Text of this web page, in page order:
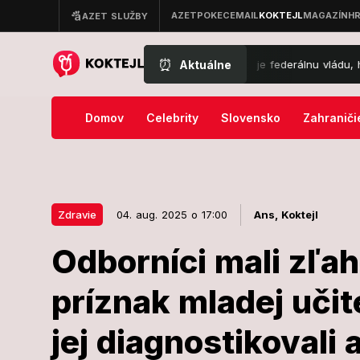
⏰ Aktuálne
zvrat v kauze Epstein: Štát žaluje federálnu vládu, hovorí o
Domov Celebrity Slovensko
Zdravie 04. aug. 2025 o 17:00 Ans, Koktejl
Odborníci mali
príznak mladej
jej diagnostikovali
Zdravie
Odborníci